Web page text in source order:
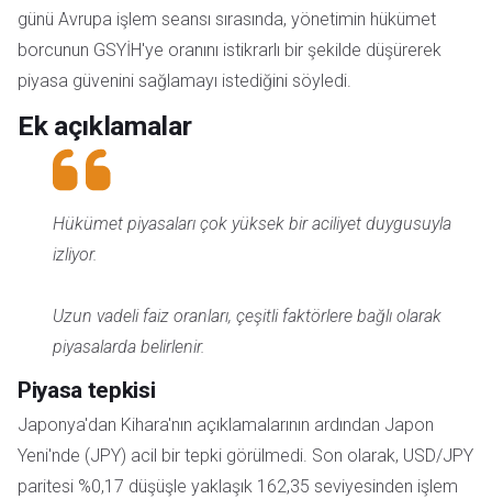
günü Avrupa işlem seansı sırasında, yönetimin hükümet
borcunun GSYİH'ye oranını istikrarlı bir şekilde düşürerek
piyasa güvenini sağlamayı istediğini söyledi.
Ek açıklamalar
Hükümet piyasaları çok yüksek bir aciliyet duygusuyla
izliyor.
Uzun vadeli faiz oranları, çeşitli faktörlere bağlı olarak
piyasalarda belirlenir.
Piyasa tepkisi
Japonya'dan Kihara'nın açıklamalarının ardından Japon
Yeni'nde (JPY) acil bir tepki görülmedi. Son olarak, USD/JPY
paritesi %0,17 düşüşle yaklaşık 162,35 seviyesinden işlem